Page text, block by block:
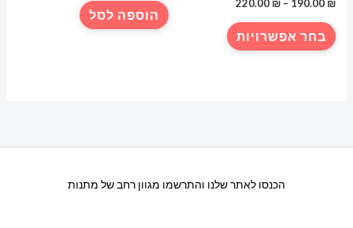
190.00 ₪
–
220.00 ₪
טווח
עד בחר אפשרויות
הוספה לסל
הכנסו לאתר שלנו והתרשמו מגוון רחב של מתנות